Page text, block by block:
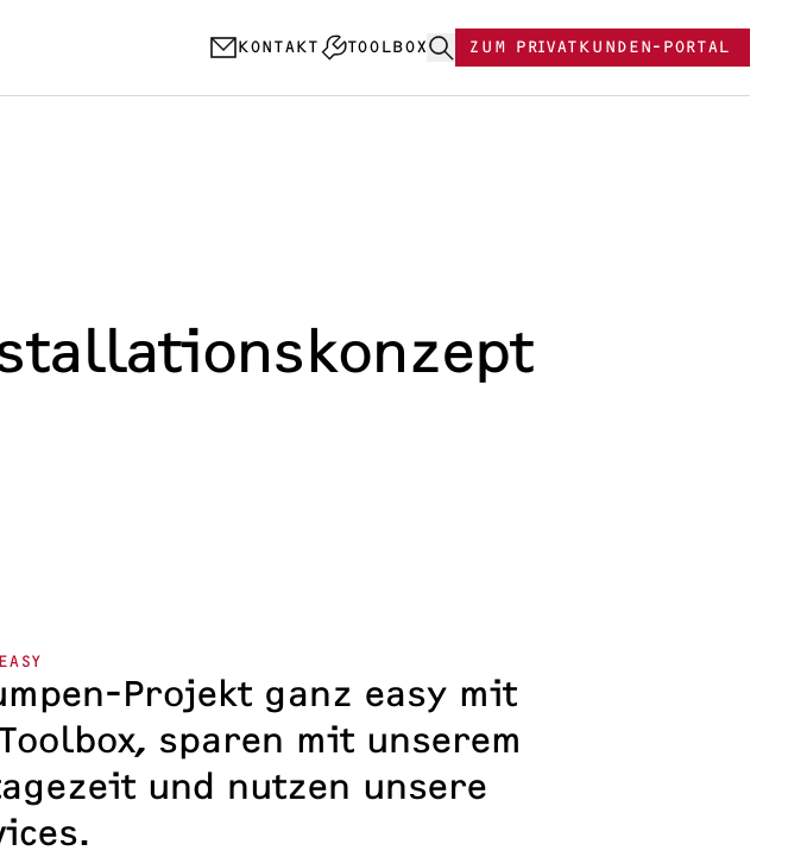
KONTAKT
TOOLBOX ZUM PRIVATKUNDEN-PORTAL
- Wärmepumpen der nächsten Generation
Projekt ganz easy mit
sparen mit unserem
und nutzen unsere